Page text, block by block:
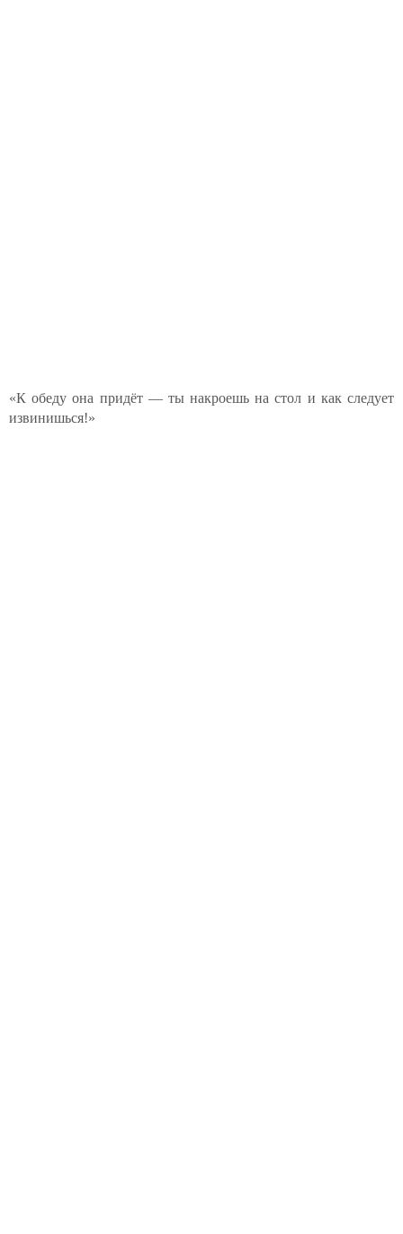
«К обеду она придёт — ты накроешь на стол и как следует
извинишься!»